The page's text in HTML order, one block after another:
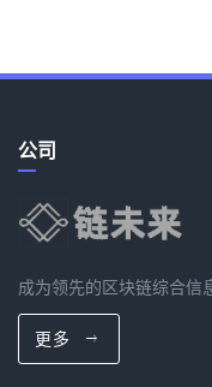
公司
成为领先的区块链综合信
更多